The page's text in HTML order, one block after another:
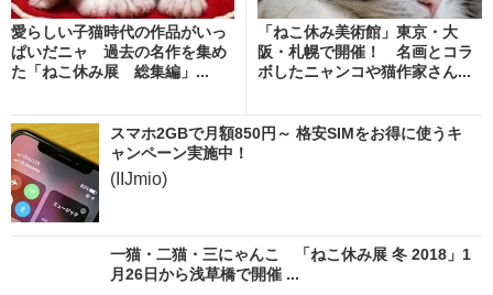
愛らしい子猫時代の作品がいっ
ぱいだニャ 過去の名作を集め
た「ねこ休み展 総集編」...
「ねこ休み美術館」東京・大
阪・札幌で開催！ 名画とコラ
ボしたニャンコや猫作家さん...
スマホ2GBで月額850円～ 格安SIMをお得に使うキ
ャンペーン実施中！
(IIJmio)
一猫・二猫・三にゃんこ 「ねこ休み展 冬 2018」1
月26日から浅草橋で開催 ...